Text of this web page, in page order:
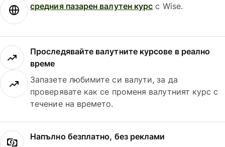
средния пазарен валутен курс с Wise.
Проследявайте валутните курсове в реално
време
Запазете любимите си валути, за да
проверявате как се променя валутният курс с
течение на времето.
Напълно безплатно, без реклами